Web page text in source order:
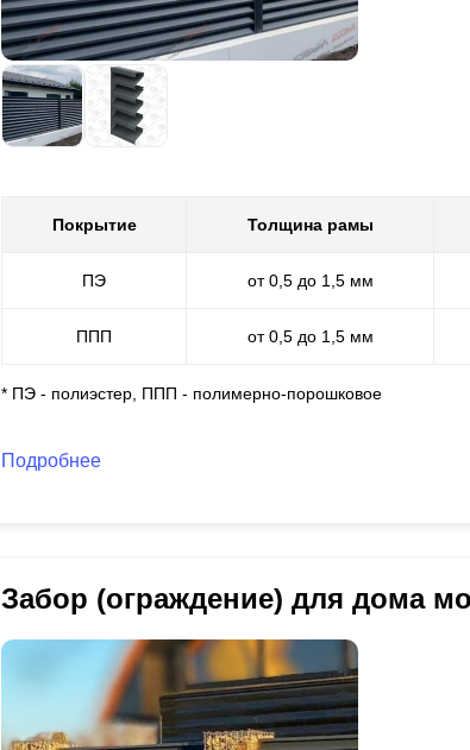
Покрытие Толщина рамы
ПЭ от 0,5 до 1,5 мм
ППП от 0,5 до 1,5 мм
* ПЭ - полиэстер, ППП - полимерно-порошковое
Подробнее
Забор (ограждение) для дома